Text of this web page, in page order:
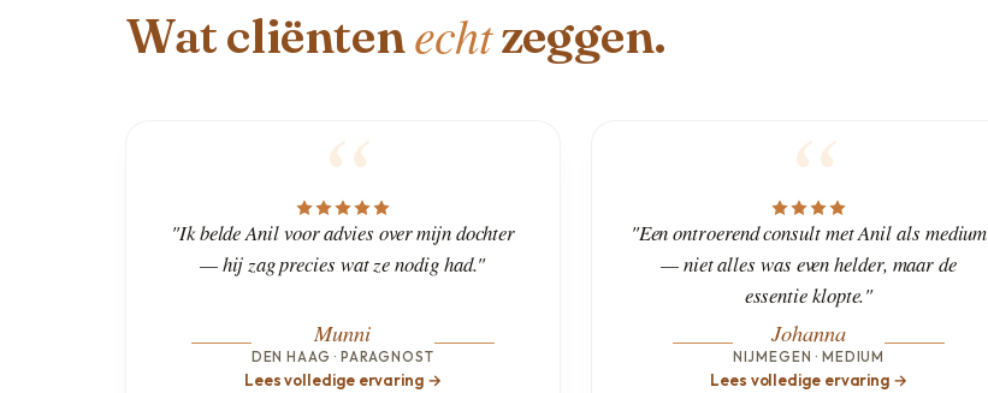
Wat cliëntenechtzeggen.
"Ik belde Anil voor advies over mijn dochter
— hij zag precies wat ze nodig had."
Munni
DEN HAAG · PARAGNOST
Lees volledige ervaring →
"Een ontroerend consult met Anil als medium
— niet alles was even helder, maar de
essentie klopte."
Johanna
NIJMEGEN · MEDIUM
Lees volledige ervaring →